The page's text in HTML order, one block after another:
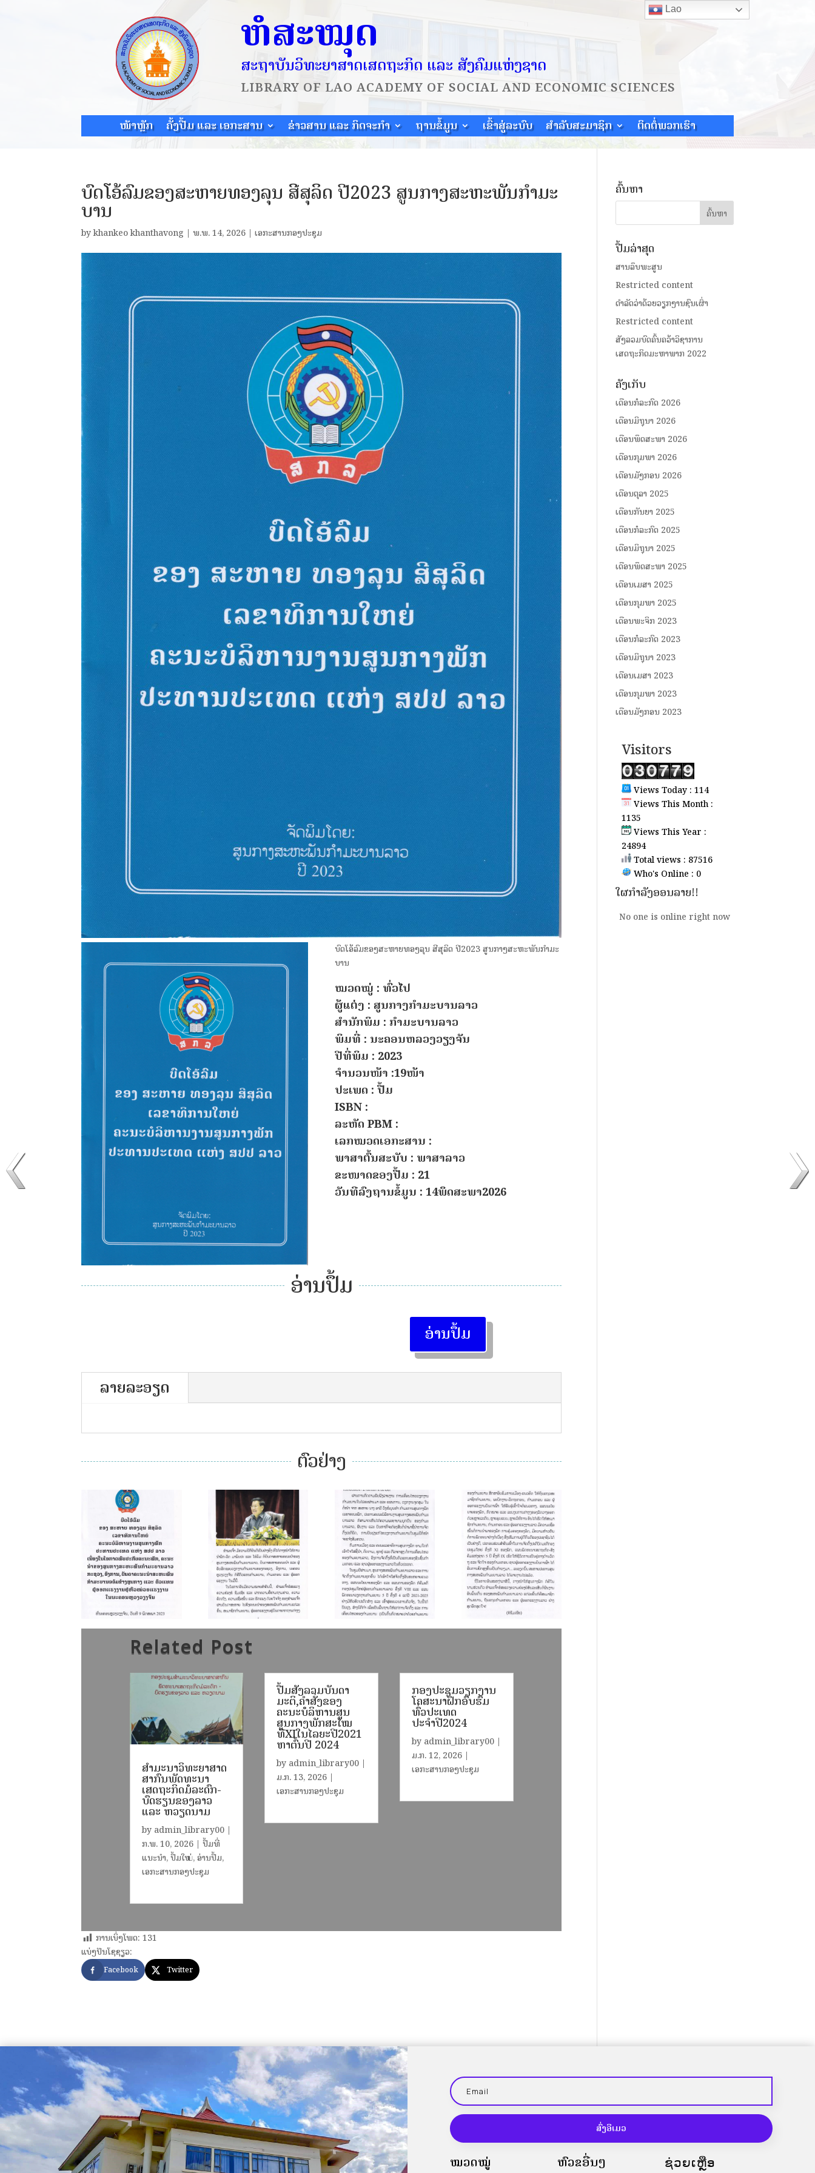
ຫໍສະໝຸດ
ສະຖາບັນວິທະຍາສາດເສດຖະກິດ ແລະ ສັງຄົມແຫ່ງຊາດ
LIBRARY OF LAO ACADEMY OF SOCIAL AND ECONOMIC SCIENCES
ໜ້າຫຼັກ ຄັ້ງປື້ມ ແລະ ເອກະສານ ຂ່າວສານ ແລະ ກິດຈະກຳ ຖານຂໍ້ມູນ ເຂົ້າສູ່ລະບົບ ສຳລັບສະມາຊິກ ຕິດຕໍ່ພວກເຮົາ
ບົດໂອ້ລົມຂອງສະຫາຍທອງລຸນ ສີສຸລິດ ປີ2023 ສູນກາງສະຫະພັນກໍາມະ
ບານ
bykhankeo khanthavong |ພ.ພ. 14, 2026 |ເອກະສານກອງປະຊຸມ
ບົດໂອ້ລົມຂອງສະຫາຍທອງລຸນ ສີສຸລິດ ປີ2023 ສູນກາງສະຫະພັນກໍາມະ
ບານ
ໝວດໝູ່ : ທົ່ວໄປ
ຜູ້ແຕ່ງ : ສູນກາງກໍາມະບານລາວ
ສຳນັກພິມ : ກໍາມະບານລາວ
ພິມທີ່ : ນະຄອນຫລວງວຽງຈັນ
ປີທີ່ພິມ : 2023
ຈຳນວນໜ້າ :19ໜ້າ
ປະເພດ : ປື້ມ
ISBN :
ລະຫັດ PBM :
ເລກໝວດເອກະສານ :
ພາສາຕົ້ນສະບັບ : ພາສາລາວ
ຂະໜາດຂອງປື້ມ : 21
ວັນທີລົງຖານຂໍ້ມູນ : 14ພຶດສະພາ2026
ອ່ານປຶ້ມ
ອ່ານປຶ້ມ
ລາຍລະອຽດ
ຕົວຢ່າງ
Related Post
ສຳມະນາວິທະຍາສາດ
ສາກົນພັດທະນາ
ເສດຖະກິດມໍລະດົກ-
ບົດຮຽນຂອງລາວ
ແລະ ຫວຽດນາມ
by admin_library00|
ກ.ພ. 10, 2026| ປຶ້ມທີ່
ແນະນຳ,ປຶ້ມໃໝ່,ອ່ານປຶ້ມ,
ເອກະສານກອງປະຊຸມ
ປື້ມສັງລວມບັນດາ
ມະຕິ,ຄຳສັ່ງຂອງ
ຄະນະບໍລິຫານສູນ
ສູນກາງພັກສະໄໝ
ທີXIໃນໄລຍະປີ2021
ຫາຕົ້ນປີ 2024
by admin_library00 |
ມ.ກ. 13, 2026 |
ເອກະສານກອງປະຊຸມ
ກອງປະຊຸມວຽກງານ
ໂຄສະນາຝຶກອົບຮົມ
ທົ່ວປະເທດ
ປະຈຳປີ2024
by admin_library00|
ມ.ກ. 12, 2026|
ເອກະສານກອງປະຊຸມ
ການເບິ່ງໂພດ: 131
ແບ່ງປັນໂຊຊຽວ:
Facebook Twitter
ຄົ້ນຫາ
ປື້ມລ່າສຸດ
ສານລຶບພະສູນ
Restricted content
ດໍາລັດວ່າດ້ວຍວຽກງານຊົນເຜົ່າ
Restricted content
ສັງລວມບົດຄົ້ນຄວ້າວິຊາການ
ເສດຖະກິດມະຫາພາກ 2022
ຄັງເກັບ
ເດືອນກໍລະກົດ 2026
ເດືອນມິຖຸນາ 2026
ເດືອນພຶດສະພາ 2026
ເດືອນກຸມພາ 2026
ເດືອນມັງກອນ 2026
ເດືອນຕຸລາ 2025
ເດືອນກັນຍາ 2025
ເດືອນກໍລະກົດ 2025
ເດືອນມິຖຸນາ 2025
ເດືອນພຶດສະພາ 2025
ເດືອນເມສາ 2025
ເດືອນກຸມພາ 2025
ເດືອນພະຈິກ 2023
ເດືອນກໍລະກົດ 2023
ເດືອນມິຖຸນາ 2023
ເດືອນເມສາ 2023
ເດືອນກຸມພາ 2023
ເດືອນມັງກອນ 2023
Visitors
Views Today : 114
Views This Month :
1135
Views This Year :
24894
Total views : 87516
Who's Online : 0
ໃຜກຳລັງອອນລາຍ!!
No one is online right now
ສົ່ງອີເມວ
ໝວດໝູ່ ຫົວຂໍ້ອື່ນໆ ຊ່ວຍເຫຼືອ
Lao